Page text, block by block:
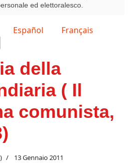
ed elettoralesco.
Español
Français
della
( Il
comunista,
13 Gennaio 2011